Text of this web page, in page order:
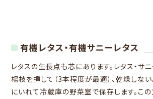
有機レタス・有機サニーレタス
レタスの生長点も芯にあります。レタス・サ
楊枝を挿して（3本程度が最適）、乾燥しな
にいれて冷蔵庫の野菜室で保存します。こ